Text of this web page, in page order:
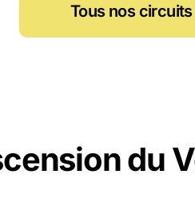
Tous nos
du